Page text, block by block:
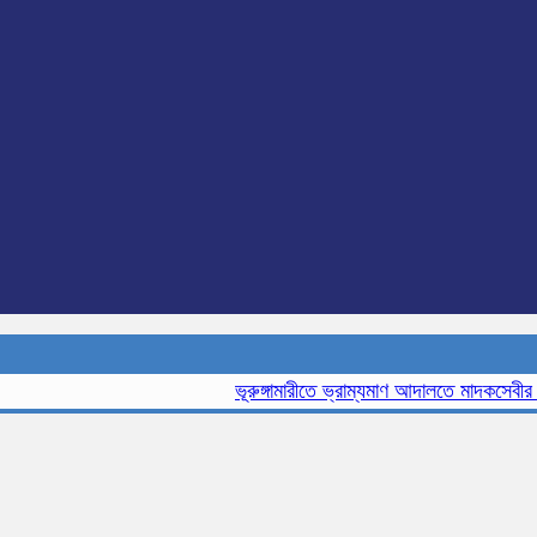
ভূরুঙ্গামারীতে ভ্রাম্যমাণ আদালতে মাদকসেবীর এক